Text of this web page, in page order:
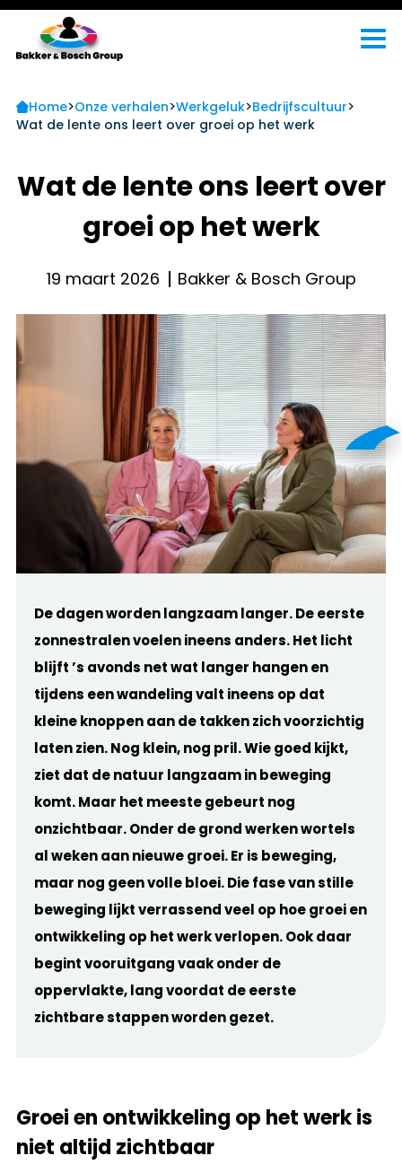
Home>Onze verhalen>Werkgeluk>Bedrijfscultuur>
Wat de lente ons leert over groei op het werk
Wat de lente ons leert over
groei op het werk
19 maart 2026 Bakker & Bosch Group
De dagen worden langzaam langer. De eerste
zonnestralen voelen ineens anders. Het licht
blijft ’s avonds net wat langer hangen en
tijdens een wandeling valt ineens op dat
kleine knoppen aan de takken zich voorzichtig
laten zien. Nog klein, nog pril. Wie goed kijkt,
ziet dat de natuur langzaam in beweging
komt. Maar het meeste gebeurt nog
onzichtbaar. Onder de grond werken wortels
al weken aan nieuwe groei. Er is beweging,
maar nog geen volle bloei. Die fase van stille
beweging lijkt verrassend veel op hoe groei en
ontwikkeling op het werk verlopen. Ook daar
begint vooruitgang vaak onder de
oppervlakte, lang voordat de eerste
zichtbare stappen worden gezet.
Groei en ontwikkeling op het werk is
niet altijd zichtbaar